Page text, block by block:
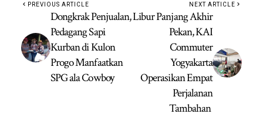
PREVIOUS ARTICLE
Dongkrak Penjualan,
Pedagang Sapi
Kurban di Kulon
Progo Manfaatkan
SPG ala Cowboy
NEXT ARTICLE
Libur Panjang Akhir
Pekan, KAI
Commuter
Yogyakarta
Operasikan Empat
Perjalanan
Tambahan